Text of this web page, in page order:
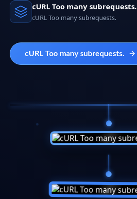
cURL Too many subrequests.
cURL Too many subrequests.
cURL Too many subrequests.